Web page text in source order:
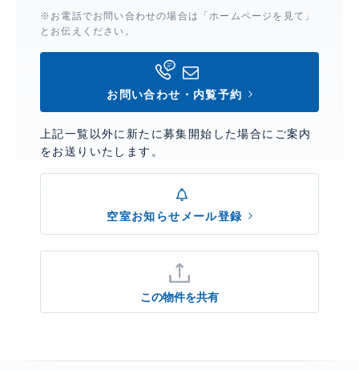
※お電話でお問い合わせの場合は「ホームページを見て」
とお伝えください。
お問い合わせ・内覧予約
上記一覧以外に新たに募集開始した場合にご案内
をお送りいたします。
空室お知らせメール登録
この物件を共有